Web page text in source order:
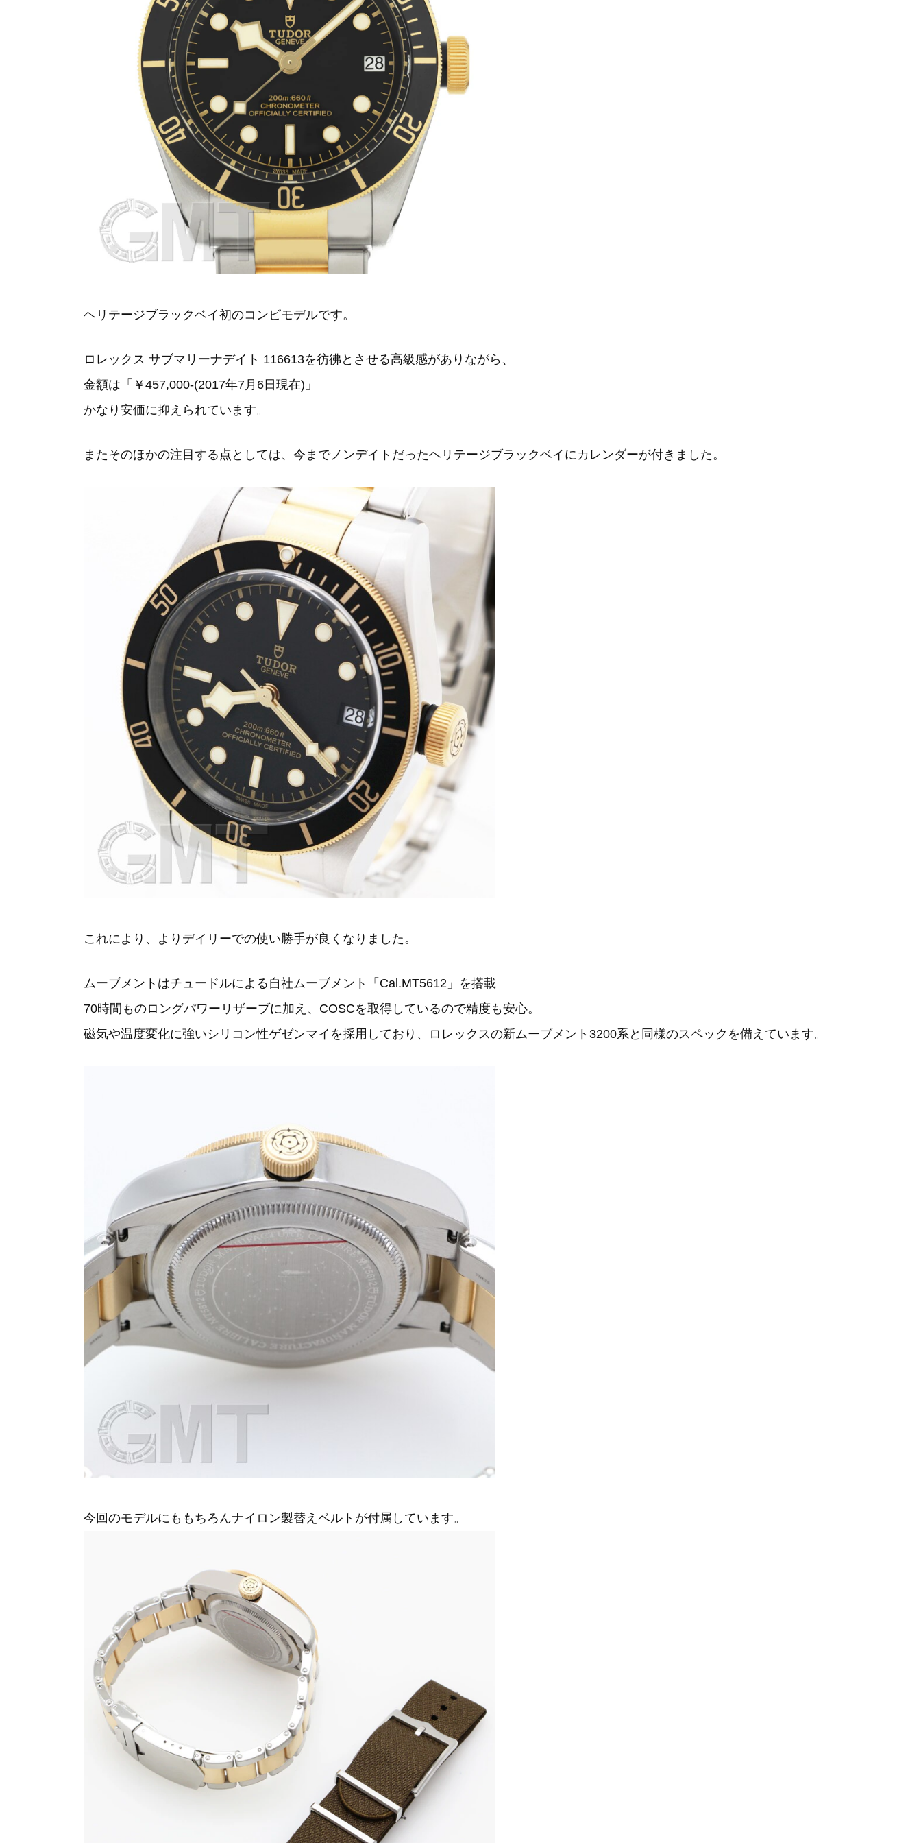
ヘリテージブラックベイ初のコンビモデルです。
ロレックス サブマリーナデイト 116613を彷彿とさせる高級感がありながら、
金額は「￥457,000-(2017年7月6日現在)」
かなり安価に抑えられています。
またそのほかの注目する点としては、今までノンデイトだったヘリテージブラックベイにカレンダーが付きました。
これにより、よりデイリーでの使い勝手が良くなりました。
ムーブメントはチュードルによる自社ムーブメント「Cal.MT5612」を搭載
70時間ものロングパワーリザーブに加え、COSCを取得しているので精度も安心。
磁気や温度変化に強いシリコン性ゲゼンマイを採用しており、ロレックスの新ムーブメント3200系と同様のスペックを備えています。
今回のモデルにももちろんナイロン製替えベルトが付属しています。